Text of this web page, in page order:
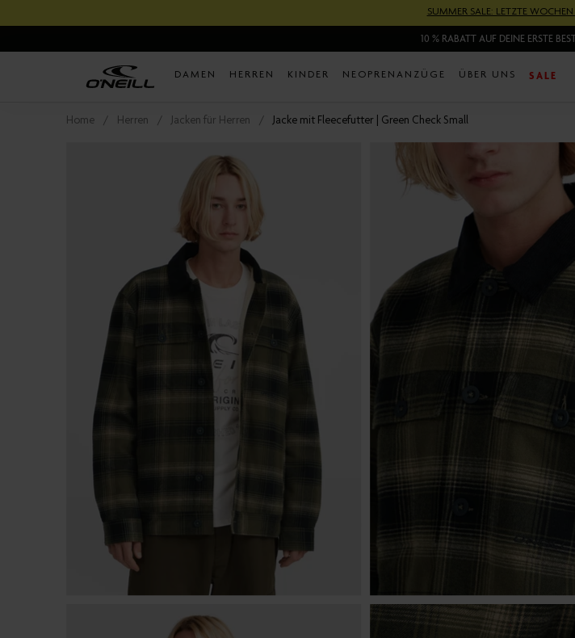
zum
Home Herren Jacken für Herren Jacke mit Fleecefutter | Green Check Small
SUMMER SALE: LETZTE WOCHEN
10 % RABATT AUF DEINE ERSTE
DAMEN HERREN KINDER NEOPRENANZÜGE ÜBER UNS SALE